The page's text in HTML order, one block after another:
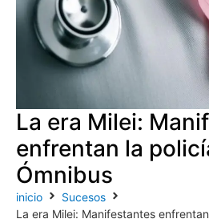
La era Milei:
enfrentan la
Ómnibus
inicio
Sucesos
La era Milei: Manifestantes